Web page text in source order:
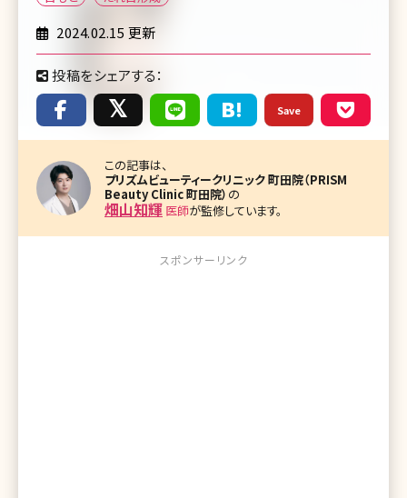
2024.02.15 更新
投稿をシェアする：
Save
この記事は、
プリズムビューティークリニック 町田院（PRISM
Beauty Clinic 町田院） の
畑山知輝 医師が監修しています。
スポンサーリンク